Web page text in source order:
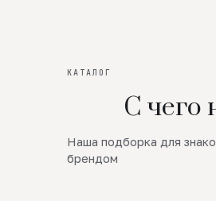
КАТАЛОГ
С чего
Наша подборка для
брендом
Новинки
SALE